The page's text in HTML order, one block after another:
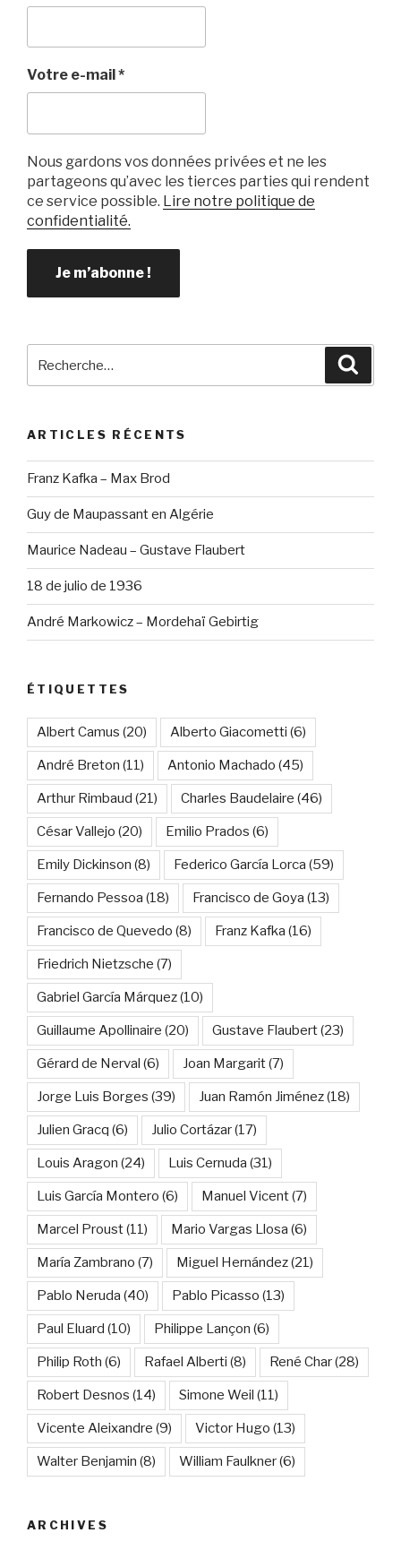
o
o
k
Votre e-mail *
Nous gardons vos données privées et ne les
partageons qu’avec les tierces parties qui rendent
ce service possible. Lire notre politique de
confidentialité.
pour
ARTICLES RÉCENTS
Franz Kafka – Max Brod
Guy de Maupassant en Algérie
Maurice Nadeau – Gustave Flaubert
18 de julio de 1936
André Markowicz – Mordehaï Gebirtig
ÉTIQUETTES
Albert Camus (20) Alberto Giacometti (6)
André Breton (11) Antonio Machado (45)
Arthur Rimbaud (21) Charles Baudelaire (46)
César Vallejo (20) Emilio Prados (6)
Emily Dickinson (8) Federico García Lorca (59)
Fernando Pessoa (18) Francisco de Goya (13)
Francisco de Quevedo (8) Franz Kafka (16)
Friedrich Nietzsche (7)
Gabriel García Márquez(10)
Guillaume Apollinaire (20) Gustave Flaubert(23)
Gérard de Nerval (6) Joan Margarit(7)
Jorge Luis Borges (39) Juan Ramón Jiménez(18)
Julien Gracq (6) Julio Cortázar(17)
Louis Aragon (24) Luis Cernuda (31)
Luis García Montero (6) Manuel Vicent(7)
Marcel Proust(11) Mario Vargas Llosa (6)
María Zambrano (7) Miguel Hernández(21)
Pablo Neruda (40) Pablo Picasso (13)
Paul Eluard (10) Philippe Lançon (6)
Philip Roth (6) Rafael Alberti (8) René Char(28)
Robert Desnos (14) Simone Weil (11)
Vicente Aleixandre (9) Victor Hugo (13)
Walter Benjamin (8) William Faulkner(6)
ARCHIVES